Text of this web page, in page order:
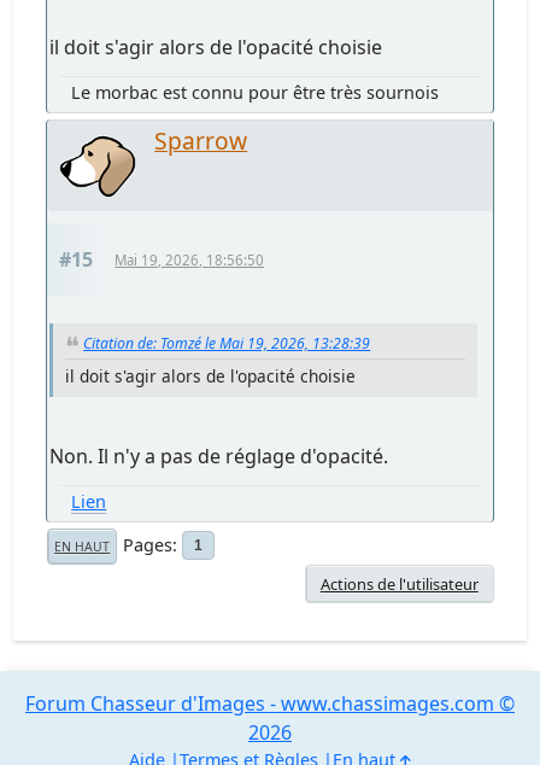
il doit s'agir alors de l'opacité choisie
Le morbac est connu pour être très sournois
Sparrow
#15 Mai 19, 2026, 18:56:50
Citation de: Tomzé le Mai 19, 2026, 13:28:39
il doit s'agir alors de l'opacité choisie
Non. Il n'y a pas de réglage d'opacité.
Lien
EN HAUT Pages 1
Actions de l'utilisateur
Forum Chasseur d'Images - www.chassimages.com ©
2026
Aide Termes et Règles En haut